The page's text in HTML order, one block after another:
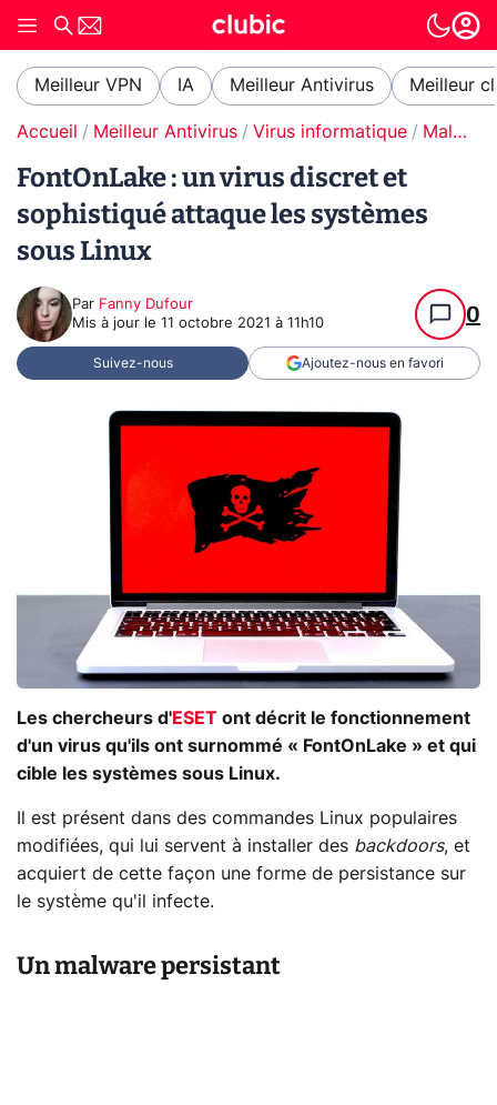
Meilleur VPN IA Meilleur Antivirus Meilleur
Accueil Meilleur Antivirus Virus informatique Malware / Ransomware
FontOnLake : un virus discret et
sophistiqué attaque les systèmes
sous Linux
Par Fanny Dufour
Mis à jour le 11 octobre 2021 à 11h10 0
Suivez-nous Ajoutez-nous en favori
Les chercheurs d'ESET ont décrit le fonctionnement
d'un virus qu'ils ont surnommé « FontOnLake » et qui
cible les systèmes sous Linux.
Il est présent dans des commandes Linux populaires
modifiées, qui lui servent à installer des backdoors, et
acquiert de cette façon une forme de persistance sur
le système qu'il infecte.
Un malware persistant